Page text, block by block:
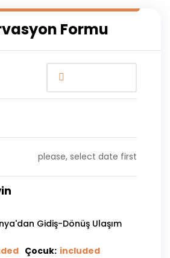
Formu
please, select date first
Gidiş-Dönüş Ulaşım
Çocuk: included